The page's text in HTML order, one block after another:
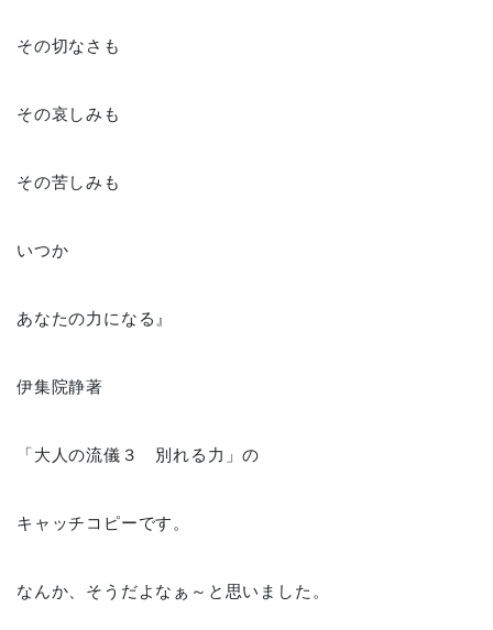
その切なさも
その哀しみも
その苦しみも
いつか
あなたの力になる』
伊集院静著
「大人の流儀３ 別れる力」の
キャッチコピーです。
なんか、そうだよなぁ～と思いました。